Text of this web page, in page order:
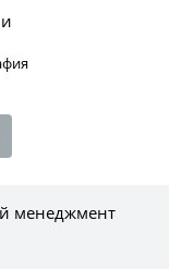
менеджмент